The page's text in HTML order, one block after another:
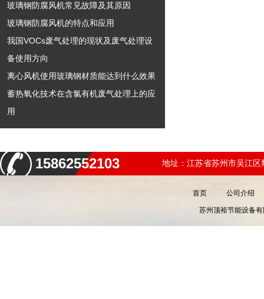
玻璃钢防腐风机常见故障及其原因
玻璃钢防腐风机的特点和应用
我国VOCs废气处理的现状及废气处理设
备使用方向
离心风机使用玻璃钢材质能达到什么效果
蓄热氧化技术在含氯有机废气处理上的应
用
15862552103 地址：江苏省苏州市吴江区
首页 公司介绍
苏州顶裕节能设备